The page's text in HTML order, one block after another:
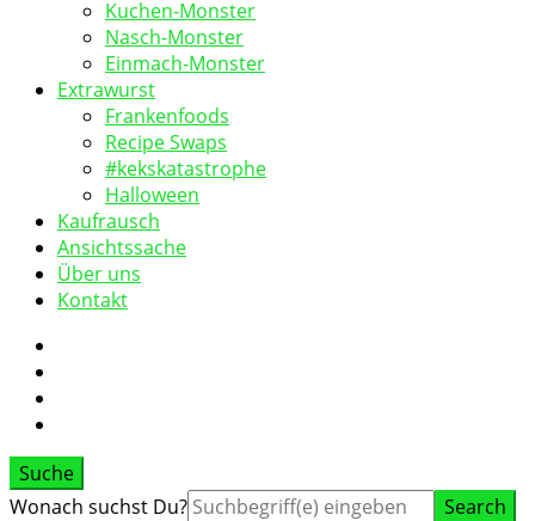
Kuchen-Monster
Nasch-Monster
Einmach-Monster
Extrawurst
Frankenfoods
Recipe Swaps
#kekskatastrophe
Halloween
Kaufrausch
Ansichtssache
Über uns
Kontakt
Suche
Suche
Wonach suchst Du?